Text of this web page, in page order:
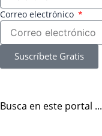
Correo electrónico
Suscríbete Gratis
Busca en este portal ...